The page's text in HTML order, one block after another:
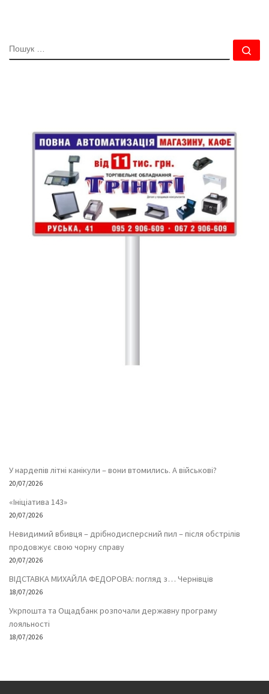
ПОШУК
У нардепів літні канікули – вони втомились. А військові?
20/07/2026
«Ініціатива 143»
20/07/2026
Невидимий вбивця – дрібнодисперсний пил – після обстрілів
продовжує свою чорну справу
20/07/2026
ВІДСТАВКА МИХАЙЛА ФЕДОРОВА: погляд з… Чернівців
18/07/2026
Укрпошта та Ощадбанк розпочали державну програму
лояльності
18/07/2026